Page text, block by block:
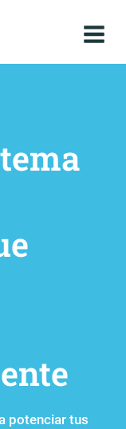
potenciar tus